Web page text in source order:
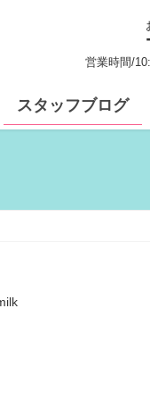
営業時間/
スタッフブログ